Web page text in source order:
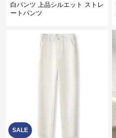
白パンツ 上品シルエット ストレ
ートパンツ
SALE